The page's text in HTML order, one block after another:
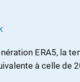
ERA5, la
à celle de